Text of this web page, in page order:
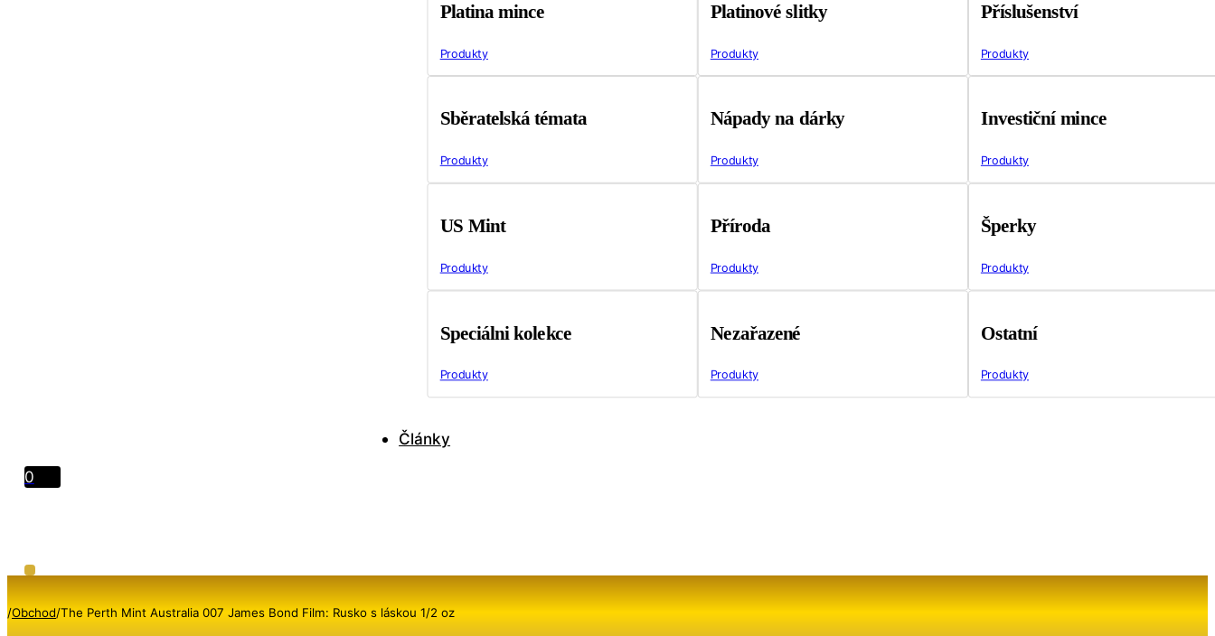
Platina mince
Produkty
Platinové slitky
Produkty
Příslušenství
Produkty
Sběratelská témata
Produkty
Nápady na dárky
Produkty
Investiční mince
Produkty
US Mint
Produkty
Příroda
Produkty
Šperky
Produkty
Speciálni kolekce
Produkty
Nezařazené
Produkty
Ostatní
Produkty
Články
0
/Obchod/The Perth Mint Australia 007 James Bond Film: Rusko s láskou 1/2 oz